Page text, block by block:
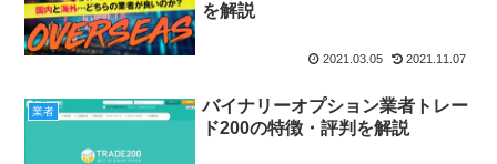
を解説
2021.03.05 2021.11.07
業者
バイナリーオプション業者トレー
ド200の特徴・評判を解説